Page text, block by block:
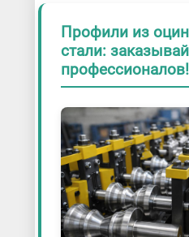
Профили из
стали:
профессионалов!